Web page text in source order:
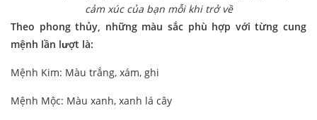
cảm xúc của bạn mỗi khi trở về
Theo phong thủy, những màu sắc phù hợp với từng cung
mệnh lần lượt là:
Mệnh Kim: Màu trắng, xám, ghi
Mệnh Mộc: Màu xanh, xanh lá cây